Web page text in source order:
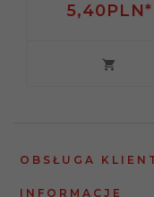
5,40PLN*
OBSŁUGA
INFORMACJE